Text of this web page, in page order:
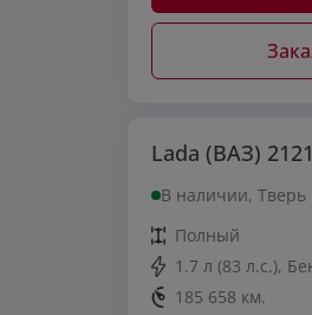
Lada (ВАЗ)
В наличии, Тверь
Полный
1.7 л (83 л.с.),
185 658 км.